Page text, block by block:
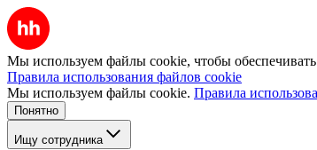
Мы используем файлы cookie, чтобы
Правила использования файлов cookie
Мы используем файлы cookie. Правила
Понятно
Ищу сотрудника